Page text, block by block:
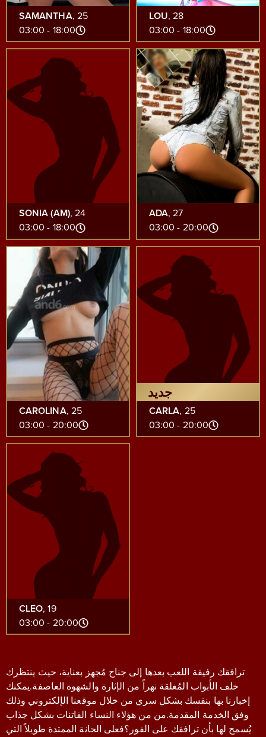
SAMANTHA , 25
18:00 - 03:00
LOU , 28
18:00 - 03:00
SONIA (AM) , 24
18:00 - 03:00
ADA , 27
20:00 - 03:00
CAROLINA , 25
20:00 - 03:00
جديد
CARLA , 25
20:00 - 03:00
CLEO , 19
20:00 - 03:00
ترافقك رفيقة اللعب بعدها إلى جناح مُجهز بعناية، حيث ينتظرك
خلف الأبواب المُغلقة نهراً من الإثارة والشهوة العاصفة.يمكنك
إخبارنا بها بنفسك بشكل سري من خلال موقعنا الإلكتروني وذلك
وفق الخدمة المقدمة.من من هؤلاء النساء الفاتنات بشكل جذاب
يُسمح لها بأن ترافقك على الفور؟فعلى الحانة الممتدة طويلاً التي